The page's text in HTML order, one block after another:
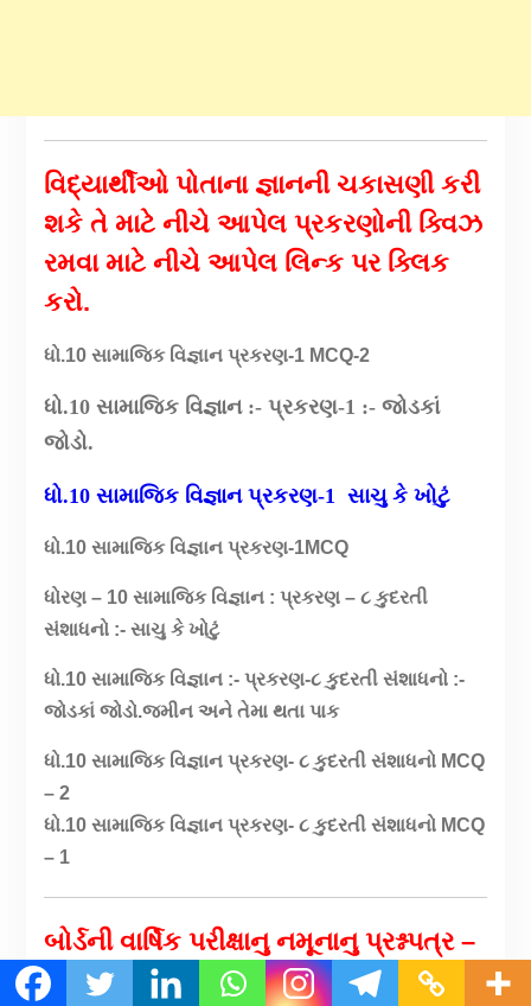
વિદ્યાર્થીઓ પોતાના જ્ઞાનની ચકાસણી કરી
શકે તે માટે નીચે આપેલ પ્રકરણોની ક્વિઝ
રમવા માટે નીચે આપેલ લિન્ક પર ક્લિક
કરો.
ધો.10 સામાજિક વિજ્ઞાન પ્રકરણ-1 MCQ-2
ધો.10 સામાજિક વિજ્ઞાન :- પ્રકરણ-1 :- જોડકાં
જોડો.
ધો.10 સામાજિક વિજ્ઞાન પ્રકરણ-1 સાચુ કે ખોટું
ધો.10 સામાજિક વિજ્ઞાન પ્રકરણ-1MCQ
ધોરણ – 10 સામાજિક વિજ્ઞાન : પ્રકરણ – ૮ કુદરતી
સંશાધનો :- સાચુ કે ખોટું
ધો.10 સામાજિક વિજ્ઞાન :- પ્રકરણ-૮ કુદરતી સંશાધનો :-
જોડકાં જોડો.જમીન અને તેમા થતા પાક
ધો.10 સામાજિક વિજ્ઞાન પ્રકરણ- ૮ કુદરતી સંશાધનો MCQ
– 2
ધો.10 સામાજિક વિજ્ઞાન પ્રકરણ- ૮ કુદરતી સંશાધનો MCQ
– 1
બોર્ડની વાર્ષિક પરીક્ષાનુ નમૂનાનુ પ્રશ્નપત્ર –
આદર્શ ઉકેલ સાથે જોવા માટે નીચે ક્લિક